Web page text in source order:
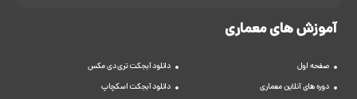
آموزش های معماری
صفحه اول
دوره های آنلاین معماری
دانلود آبجکت تری دی مکس
دانلود آبجکت اسکچاپ